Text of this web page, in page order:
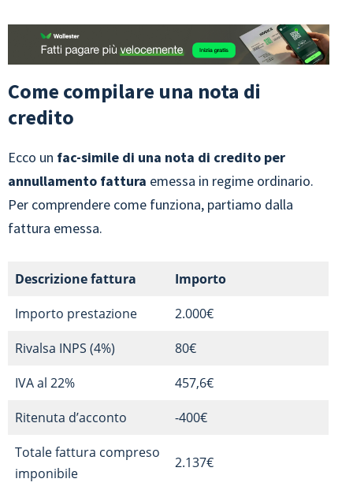
Come compilare una nota di
credito
Ecco un fac-simile di una nota di credito per
annullamento fattura emessa in regime ordinario.
Per comprendere come funziona, partiamo dalla
fattura emessa.
Descrizione fattura
Importo
Importo prestazione
2.000€
Rivalsa INPS (4%)
80€
IVA al 22%
457,6€
Ritenuta d’acconto
-400€
Totale fattura compreso
imponibile
2.137€